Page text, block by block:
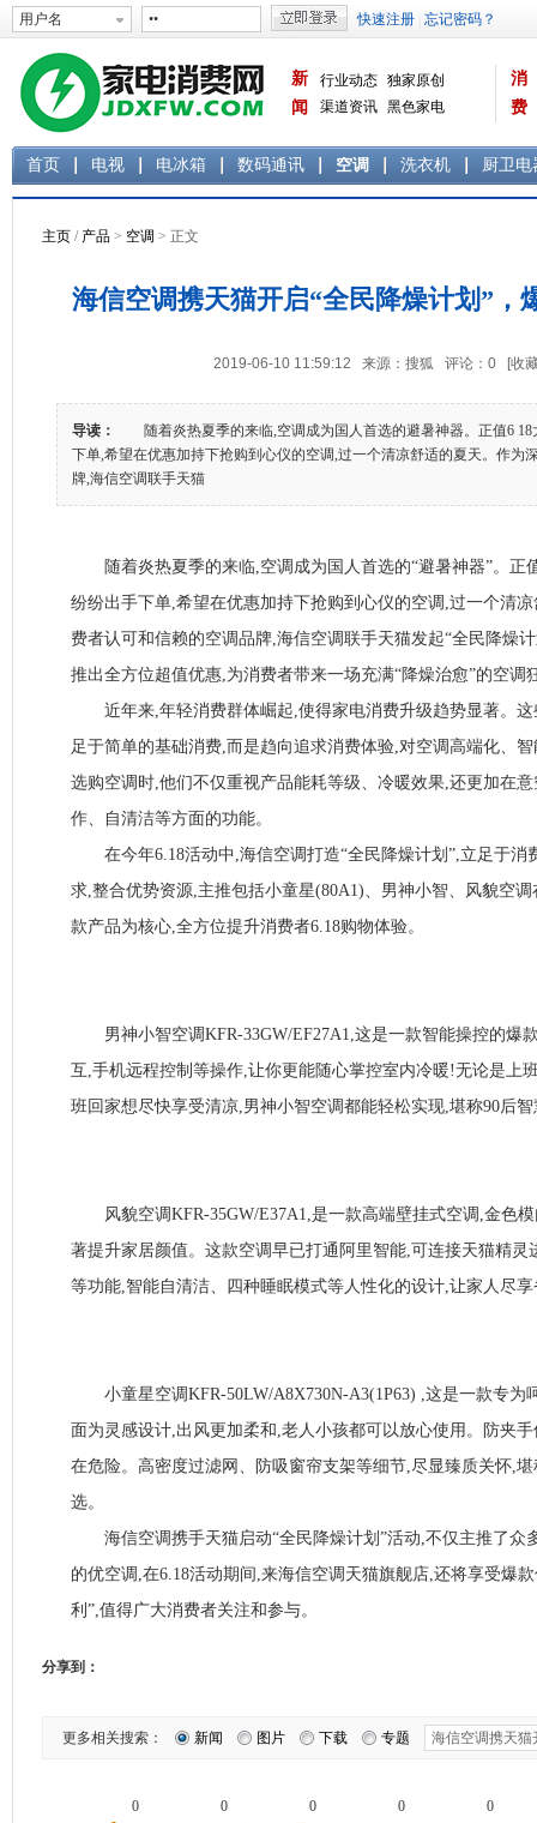
新
闻
行业动态 独家原创
渠道资讯 黑色家电
消
费
首页 电视 电冰箱 数码通讯 空调 洗衣机 厨卫电
主页 / 产品 > 空调 > 正文
海信空调携天猫开启“全民降燥计划”，
2019-06-10 11:59:12 来源：搜狐 评论： 0 [收
导读：
随着炎热夏季的来临,空调成为国人首选的避暑神器。正值6 18
下单,希望在优惠加持下抢购到心仪的空调,过一个清凉舒适的夏天。作为
牌,海信空调联手天猫
随着炎热夏季的来临,空调成为国人首选的“避暑神器”。正
纷纷出手下单,希望在优惠加持下抢购到心仪的空调,过一个清
费者认可和信赖的空调品牌,海信空调联手天猫发起“全民降燥
推出全方位超值优惠,为消费者带来一场充满“降燥治愈”的空调
近年来,年轻消费群体崛起,使得家电消费升级趋势显著。这
足于简单的基础消费,而是趋向追求消费体验,对空调高端化、
选购空调时,他们不仅重视产品能耗等级、冷暖效果,还更加在
作、自清洁等方面的功能。
在今年6.18活动中,海信空调打造“全民降燥计划”,立足于消
求,整合优势资源,主推包括小童星(80A1)、男神小智、风貌空
款产品为核心,全方位提升消费者6.18购物体验。
男神小智空调KFR-33GW/EF27A1,这是一款智能操控的爆
互,手机远程控制等操作,让你更能随心掌控室内冷暖!无论是上
班回家想尽快享受清凉,男神小智空调都能轻松实现,堪称90后
风貌空调KFR-35GW/E37A1,是一款高端壁挂式空调,金色模
著提升家居颜值。这款空调早已打通阿里智能,可连接天猫精灵
等功能,智能自清洁、四种睡眠模式等人性化的设计,让家人尽
小童星空调KFR-50LW/A8X730N-A3(1P63) ,这是一款专为
面为灵感设计,出风更加柔和,老人小孩都可以放心使用。防夹
在危险。高密度过滤网、防吸窗帘支架等细节,尽显臻质关怀,
选。
海信空调携手天猫启动“全民降燥计划”活动,不仅主推了众
的优空调,在6.18活动期间,来海信空调天猫旗舰店,还将享受爆
利”,值得广大消费者关注和参与。
分享到：
更多相关搜索： 新闻 图片 下载 专题
0 0 0 0 0